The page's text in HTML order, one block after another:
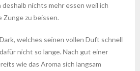
deshalb nichts mehr essen weil ich
Zunge zu beissen.
welches seinen vollen Duft schnell
nicht so lange. Nach gut einer
wie das Aroma sich langsam